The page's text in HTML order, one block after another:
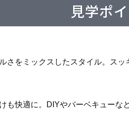
見学ポ
さをミックスしたスタイル。ス
も快適に。DIYやバーベキュー